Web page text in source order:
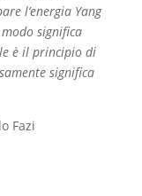
l’energia Yang
significa
è il principio di
significa
Fazi